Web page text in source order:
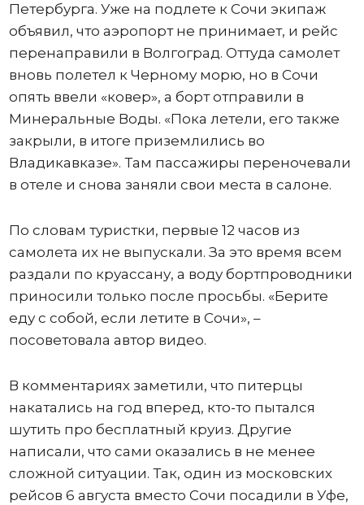
Петербурга. Уже на подлете к Сочи экипаж
объявил, что аэропорт не принимает, и рейс
перенаправили в Волгоград. Оттуда самолет
вновь полетел к Черному морю, но в Сочи
опять ввели «ковер», а борт отправили в
Минеральные Воды. «Пока летели, его также
закрыли, в итоге приземлились во
Владикавказе». Там пассажиры переночевали
в отеле и снова заняли свои места в салоне.
По словам туристки, первые 12 часов из
самолета их не выпускали. За это время всем
раздали по круассану, а воду бортпроводники
приносили только после просьбы. «Берите
еду с собой, если летите в Сочи», –
посоветовала автор видео.
В комментариях заметили, что питерцы
накатались на год вперед, кто-то пытался
шутить про бесплатный круиз. Другие
написали, что сами оказались в не менее
сложной ситуации. Так, один из московских
рейсов 6 августа вместо Сочи посадили в Уфе,